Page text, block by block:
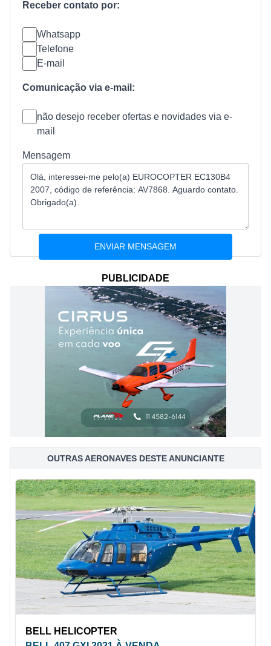
Receber contato por:
Whatsapp
Telefone
E-mail
Comunicação via e-mail:
não desejo receber ofertas e novidades via e-
mail
Mensagem
PUBLICIDADE
OUTRAS AERONAVES DESTE ANUNCIANTE
BELL HELICOPTER